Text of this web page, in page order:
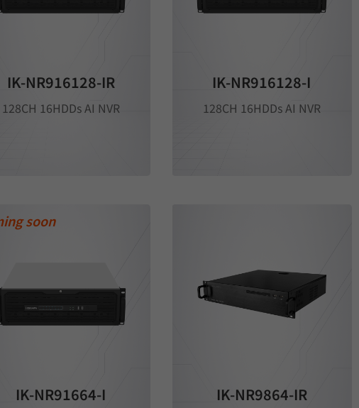
IK-NR916128-IR
128CH 16HDDs AI NVR
IK-NR916128-I
128CH 16HDDs AI NVR
soon
IK-NR91664-I IK-NR9864-IR